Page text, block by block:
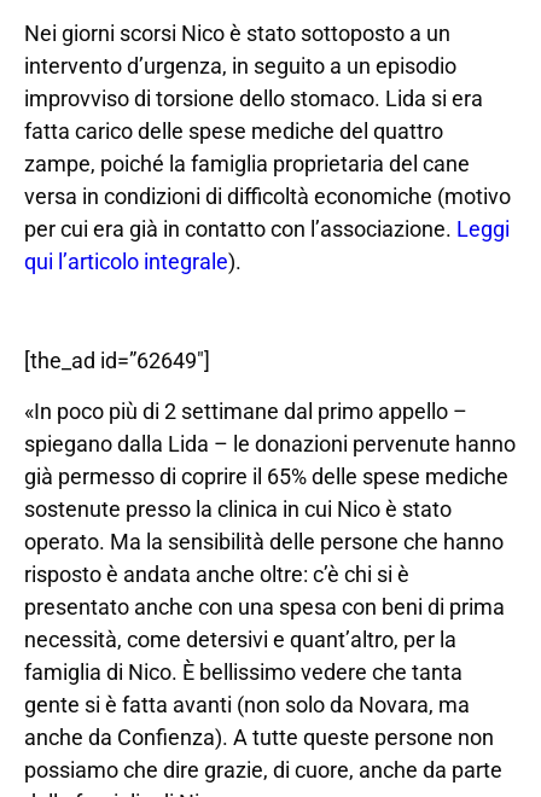
Nei giorni scorsi Nico è stato sottoposto a un
intervento d’urgenza, in seguito a un episodio
improvviso di torsione dello stomaco. Lida si era
fatta carico delle spese mediche del quattro
zampe, poiché la famiglia proprietaria del cane
versa in condizioni di difficoltà economiche (motivo
per cui era già in contatto con l’associazione. Leggi
qui l’articolo integrale).
[the_ad id=”62649″]
«In poco più di 2 settimane dal primo appello –
spiegano dalla Lida – le donazioni pervenute hanno
già permesso di coprire il 65% delle spese mediche
sostenute presso la clinica in cui Nico è stato
operato. Ma la sensibilità delle persone che hanno
risposto è andata anche oltre: c’è chi si è
presentato anche con una spesa con beni di prima
necessità, come detersivi e quant’altro, per la
famiglia di Nico. È bellissimo vedere che tanta
gente si è fatta avanti (non solo da Novara, ma
anche da Confienza). A tutte queste persone non
possiamo che dire grazie, di cuore, anche da parte